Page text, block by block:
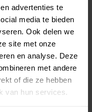
advertenties te
media te bieden
Ook delen we
site met onze
en analyse. Deze
met andere
of die ze hebben
van hun services.
-Samsung Galaxy S25 Ultra
Leather Hybrid Case Carbon
€ 19,95